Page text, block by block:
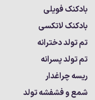
بادکنک فویلی
بادکنک لاتکسی
تم تولد دخترانه
تم تولد پسرانه
ریسه چراغدار
شمع و فشفشه تولد